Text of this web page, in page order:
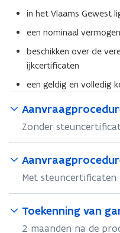
in het Vlaams Gewest
een nominaal
beschikken over de
ijkcertificaten
een geldig en volledig
Zonder
Met steuncertificaten
Toekenning van
2 maanden na de